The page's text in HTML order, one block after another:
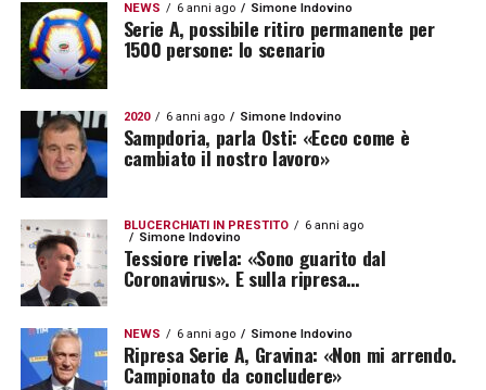
NEWS 6 anni ago Simone Indovino
Serie A, possibile ritiro permanente per
1500 persone: lo scenario
2020 6 anni ago Simone Indovino
Sampdoria, parla Osti: «Ecco come è
cambiato il nostro lavoro»
BLUCERCHIATI IN PRESTITO
6 anni ago
Simone Indovino
Tessiore rivela: «Sono guarito dal
Coronavirus». E sulla ripresa…
NEWS 6 anni ago Simone Indovino
Ripresa Serie A, Gravina: «Non mi arrendo.
Campionato da concludere»